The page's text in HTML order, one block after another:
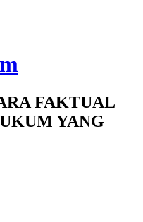
FAKTUAL
YANG